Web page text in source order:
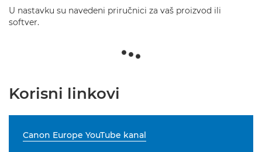
U nastavku su navedeni priručnici za vaš proizvod ili
softver.
Korisni linkovi
Canon Europe YouTube kanal